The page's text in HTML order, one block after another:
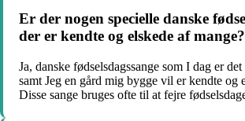
Er der nogen specielle danske
der er kendte og elskede af mange?
Ja, danske fødselsdagssange som I dag er
samt Jeg en gård mig bygge vil er kendte og
Disse sange bruges ofte til at fejre